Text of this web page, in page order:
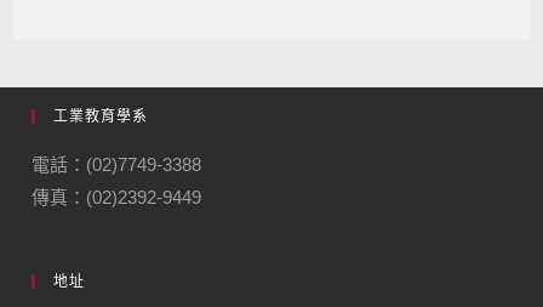
工業教育學系
電話：(02)7749-3388
傳真：(02)2392-9449
地址